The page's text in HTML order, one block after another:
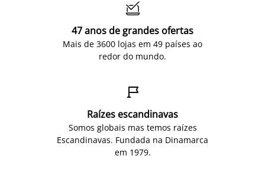

47 anos de grandes ofertas
Mais de 3600 lojas em 49 países ao
redor do mundo.

Raízes escandinavas
Somos globais mas temos raízes
Escandinavas. Fundada na Dinamarca
em 1979.